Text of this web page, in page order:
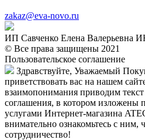
zakaz@eva-novo.ru
ИП Савченко Елена Валерьевна
© Все права защищены 2021
Пользовательское соглашение
Здравствуйте, Уважаемый
приветствовать вас на нашем
взаимопонимания приводим текст
соглашения, в котором изложены
услугами Интернет-магазина
внимательно ознакомьтесь с
сотрудничество!